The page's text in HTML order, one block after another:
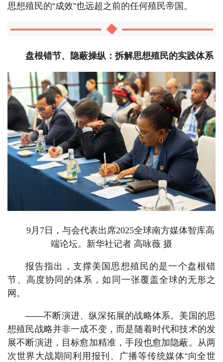
思想殖民的“成效”也远超之前的任何殖民帝国。
盘根错节、隐蔽操纵：拆解思想殖民的实践体系
9月7日，与会代表出席2025全球南方媒体智库高
端论坛。新华社记者 高咏薇 摄
报告指出，支撑美国思想殖民的是一个盘根错
节、高度协同的体系，如同一张覆盖全球的无形之
网。
——不断演进、纵深拓展的战略体系。美国的思
想殖民战略并非一成不变，而是随着时代和技术的发
展不断演进，目标愈加精准，手段也愈加隐蔽。从两
次世界大战期间利用报刊、广播等传统媒体“向全世